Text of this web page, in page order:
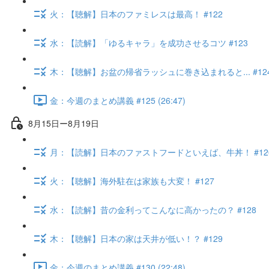
火：【聴解】日本のファミレスは最高！ #122
水：【読解】「ゆるキャラ」を成功させるコツ #123
木：【聴解】お盆の帰省ラッシュに巻き込まれると...
金：今週のまとめ講義 #125 (26:47)
8月15日ー8月19日
月：【読解】日本のファストフードといえば、牛丼！
火：【聴解】海外駐在は家族も大変！ #127
水：【読解】昔の金利ってこんなに高かったの？ #128
木：【聴解】日本の家は天井が低い！？ #129